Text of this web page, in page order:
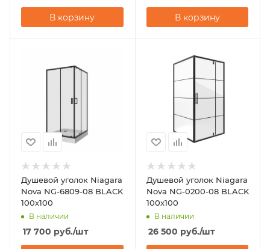
В корзину В корзину
Душевой уголок Niagara
Nova NG-6809-08 BLACK
100х100
В наличии
17 700 руб./шт
Душевой уголок Niagara
Nova NG-0200-08 BLACK
100х100
В наличии
26 500 руб./шт